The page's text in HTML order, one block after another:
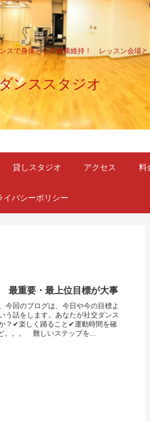
スで身体と心の健康維持！ レッスン会場と
ンススタジオ
貸しスタジオ アクセス 料
イバシーポリシー
最重要・最上位目標が大事
今回のブログは、今日や今の目標よ
う話をします。あなたが社交ダンス
？✔楽しく踊ること✔運動時間を確
。。。 難しいステップを...